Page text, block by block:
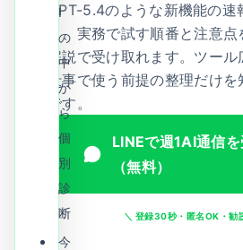
GPT-5.4のような新機能の
く、実務で試す順番と注意
解説で受け取れます。ツール
仕事で使う前提の整理だけ
です。
LINEで週1AI通信
（無料）
＼ 登録30秒・匿名OK・勧
I
の
中
か
ら
個
別
診
断
今